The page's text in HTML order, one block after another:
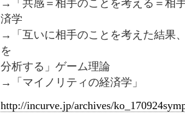
→「共感＝相手のことを考える＝相
済学
→「互いに相手のことを考えた結果
を
分析する」ゲーム理論
→「マイノリティの経済学」
http://incurve.jp/archives/